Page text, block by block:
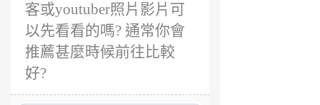
客或youtuber照片影片可
以先看看的嗎? 通常你會
推薦甚麼時候前往比較
好?